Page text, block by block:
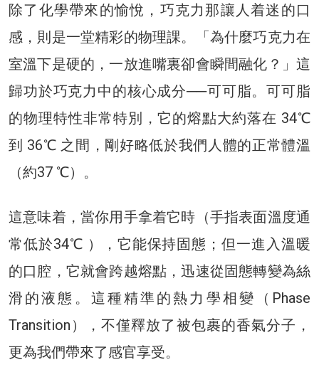
除了化學帶來的愉悅，巧克力那讓人着迷的口
感，則是一堂精彩的物理課。「為什麼巧克力在
室溫下是硬的，一放進嘴裏卻會瞬間融化？」這
歸功於巧克力中的核心成分──可可脂。可可脂
的物理特性非常特別，它的熔點大約落在 34℃
到 36℃ 之間，剛好略低於我們人體的正常體溫
（約37 ℃）。
這意味着，當你用手拿着它時（手指表面溫度通
常低於34℃ ），它能保持固態；但一進入溫暖
的口腔，它就會跨越熔點，迅速從固態轉變為絲
滑的液態。這種精準的熱力學相變（Phase
Transition），不僅釋放了被包裹的香氣分子，
更為我們帶來了感官享受。